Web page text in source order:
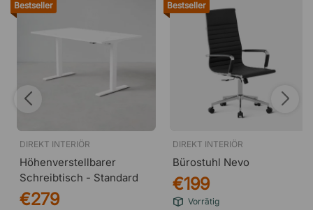
Bestseller
DIREKT INTERIÖR
Höhenverstellbarer
Schreibtisch - Standard
€279
Bestseller
DIREKT INTERIÖR
Bürostuhl Nevo
€199
Vorrätig